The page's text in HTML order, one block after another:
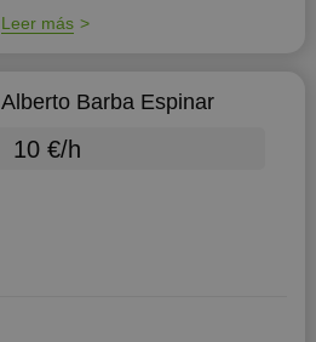
Leer más
Alberto Barba Espinar
10 €/h